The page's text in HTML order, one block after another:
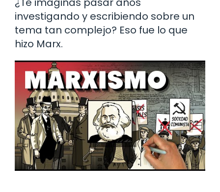
investigando y escribiendo sobre un
tema tan complejo? Eso fue lo que
hizo Marx.